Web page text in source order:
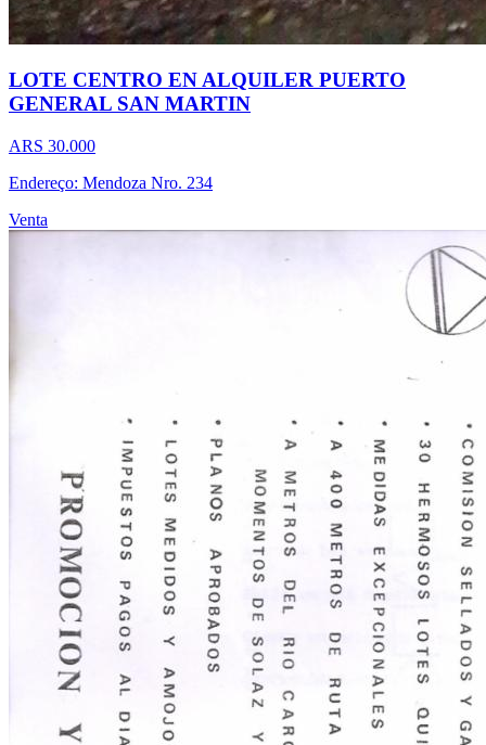
LOTE CENTRO EN ALQUILER PUERTO
GENERAL SAN MARTIN
ARS 30.000
Endereço: Mendoza Nro. 234
Venta